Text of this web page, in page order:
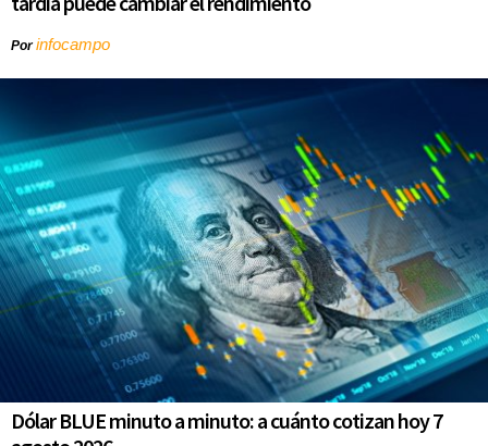
Porinfocampo
Dólar BLUE minuto a minuto: a cuánto cotizan hoy 7